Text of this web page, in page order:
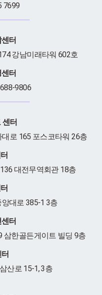
7699
터
강남미래타워 602호
터
9806
센터
로 165 포스코타워 26층
대전무역회관 18층
대로 385-1 3층
터
한골든게이트 빌딩 9층
산로 15-1, 3층